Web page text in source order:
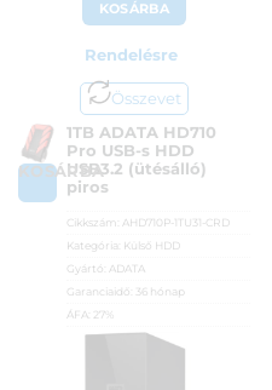
KOSÁRBA
Rendelésre
Összevet
KOSÁRBA
1TB ADATA HD710
Pro USB-s HDD
USB3.2 (ütésálló)
piros
Cikkszám:AHD710P-1TU31-CRD
Kategória: Külső HDD
Gyártó:ADATA
Garanciaidő: 36 hónap
ÁFA: 27%
Azonosító:
35895